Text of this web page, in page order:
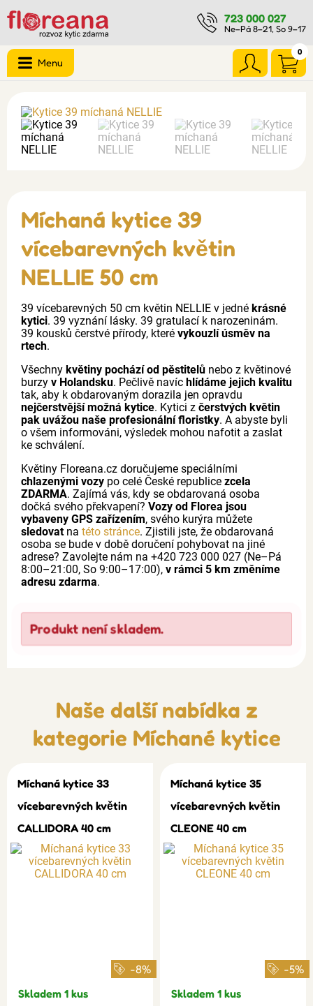
723 000 027
Ne–Pá 8–21, So 9–17
0
Menu
Míchaná kytice 39
vícebarevných květin
NELLIE 50 cm
39 vícebarevných 50 cm květin NELLIE v jedné krásné
kytici. 39 vyznání lásky. 39 gratulací k narozeninám.
39 kousků čerstvé přírody, které vykouzlí úsměv na
rtech.
Všechny květiny pochází od pěstitelů nebo z květinové
burzy v Holandsku. Pečlivě navíc hlídáme jejich kvalitu
tak, aby k obdarovaným dorazila jen opravdu
nejčerstvější možná kytice. Kytici z čerstvých květin
pak uvážou naše profesionální floristky. A abyste byli
o všem informováni, výsledek mohou nafotit a zaslat
ke schválení.
Květiny Floreana.cz doručujeme speciálními
chlazenými vozy po celé České republice zcela
ZDARMA. Zajímá vás, kdy se obdarovaná osoba
dočká svého překvapení? Vozy od Florea jsou
vybaveny GPS zařízením, svého kurýra můžete
sledovatna této stránce. Zjistili jste, že obdarovaná
osoba se bude v době doručení pohybovat na jiné
adrese? Zavolejte nám na +420 723 000 027 (Ne–Pá
8:00–21:00, So 9:00–17:00), v rámci 5 km změníme
adresu zdarma.
Produkt není skladem.
Naše další nabídka z
kategorie Míchané kytice
Míchaná kytice 33
vícebarevných květin
CALLIDORA 40 cm
-8%
Skladem 1 kus
Míchaná kytice 35
vícebarevných květin
CLEONE 40 cm
-5%
Skladem 1 kus